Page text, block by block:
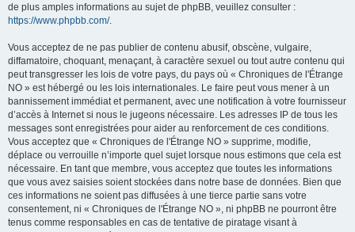
de plus amples informations au sujet de phpBB, veuillez consulter :
https://www.phpbb.com/.
Vous acceptez de ne pas publier de contenu abusif, obscène, vulgaire,
diffamatoire, choquant, menaçant, à caractère sexuel ou tout autre contenu qui
peut transgresser les lois de votre pays, du pays où « Chroniques de l'Étrange
NO » est hébergé ou les lois internationales. Le faire peut vous mener à un
bannissement immédiat et permanent, avec une notification à votre fournisseur
d’accès à Internet si nous le jugeons nécessaire. Les adresses IP de tous les
messages sont enregistrées pour aider au renforcement de ces conditions.
Vous acceptez que « Chroniques de l'Étrange NO » supprime, modifie,
déplace ou verrouille n’importe quel sujet lorsque nous estimons que cela est
nécessaire. En tant que membre, vous acceptez que toutes les informations
que vous avez saisies soient stockées dans notre base de données. Bien que
ces informations ne soient pas diffusées à une tierce partie sans votre
consentement, ni « Chroniques de l'Étrange NO », ni phpBB ne pourront être
tenus comme responsables en cas de tentative de piratage visant à